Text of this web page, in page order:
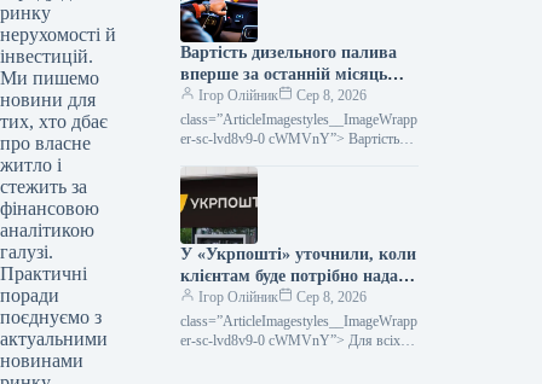
ринку
нерухомості й
інвестицій.
Ми пишемо
новини для
тих, хто дбає
про власне
житло і
стежить за
фінансовою
аналітикою
галузі.
Практичні
поради
поєднуємо з
актуальними
новинами
2026…
Вартість дизельного палива
вперше за останній місяць
впала.
Ігор Олійник
Сер 8, 2026
class=”ArticleImagestyles__ImageWrapp
er-sc-lvd8v9-0 cWMVnY”> Вартість
пішла внизОптові розцінки на
дизельне пальне в Україні вперше
У «Укрпошті» уточнили, коли
клієнтам буде потрібно надати
податковий номер.
Ігор Олійник
Сер 8, 2026
class=”ArticleImagestyles__ImageWrapp
er-sc-lvd8v9-0 cWMVnY”> Для всіх